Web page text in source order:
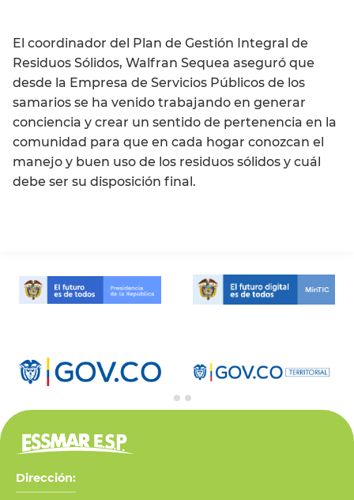
El coordinador del Plan de Gestión Integral de
Residuos Sólidos, Walfran Sequea aseguró que
desde la Empresa de Servicios Públicos de los
samarios se ha venido trabajando en generar
conciencia y crear un sentido de pertenencia en la
comunidad para que en cada hogar conozcan el
manejo y buen uso de los residuos sólidos y cuál
debe ser su disposición final.
Dirección: